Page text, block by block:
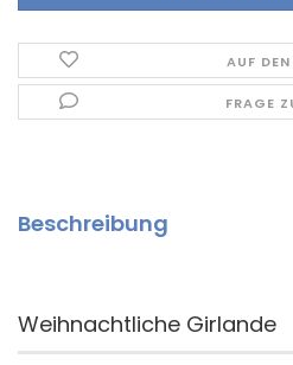
AUF
FRAGE
Beschreibung
Weihnachtliche Girlande